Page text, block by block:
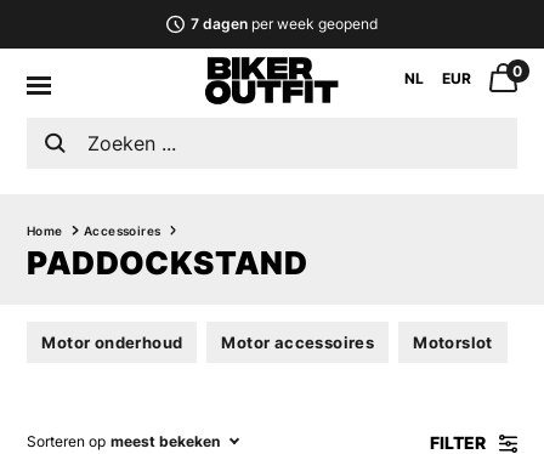
7 dagenper week geopend
NL EUR 0
Home Accessoires
PADDOCKSTAND
Motor onderhoud Motor accessoires Motorslot
Sorteren op meest bekeken FILTER